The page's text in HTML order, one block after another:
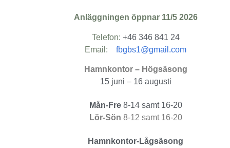
Anläggningen öppnar 11/5 2026
Telefon: +46 346 841 24
Email: fbgbs1@gmail.com
Hamnkontor – Högsäsong
15 juni – 16 augusti
Mån-Fre8-14 samt 16-20
Lör-Sön 8-12 samt 16-20
Hamnkontor-Lågsäsong